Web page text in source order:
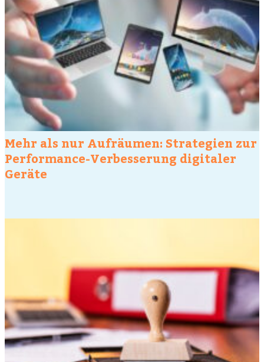
Mehr als nur Aufräumen: Strategien zur
Performance-Verbesserung digitaler
Geräte